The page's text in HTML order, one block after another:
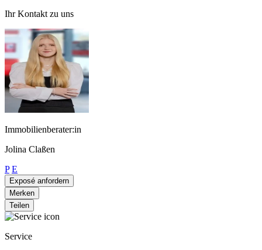
Ihr Kontakt zu uns
Immobilienberater:in
Jolina Claßen
P E
Exposé anfordern
Merken
Teilen
Service